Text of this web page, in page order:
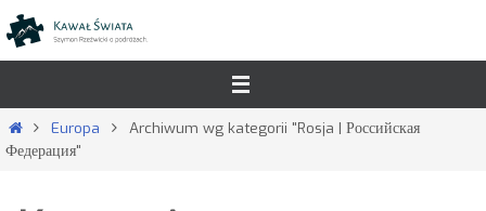
Przejdź
do
Strona
główna
Europa
Archiwum wg kategorii "Rosja | Российская
Федерация"